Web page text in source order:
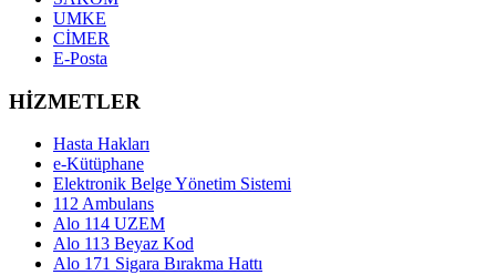
UMKE
CİMER
E-Posta
HİZMETLER
Hasta Hakları
e-Kütüphane
Elektronik Belge Yönetim Sistemi
112 Ambulans
Alo 114 UZEM
Alo 113 Beyaz Kod
Alo 171 Sigara Bırakma Hattı